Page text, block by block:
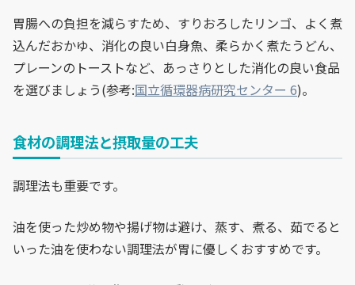
胃腸への負担を減らすため、すりおろしたリンゴ、よく煮
込んだおかゆ、消化の良い白身魚、柔らかく煮たうどん、
プレーンのトーストなど、あっさりとした消化の良い食品
を選びましょう(参考:国立循環器病研究センター 6)。
食材の調理法と摂取量の工夫
調理法も重要です。
油を使った炒め物や揚げ物は避け、蒸す、煮る、茹でると
いった油を使わない調理法が胃に優しくおすすめです。